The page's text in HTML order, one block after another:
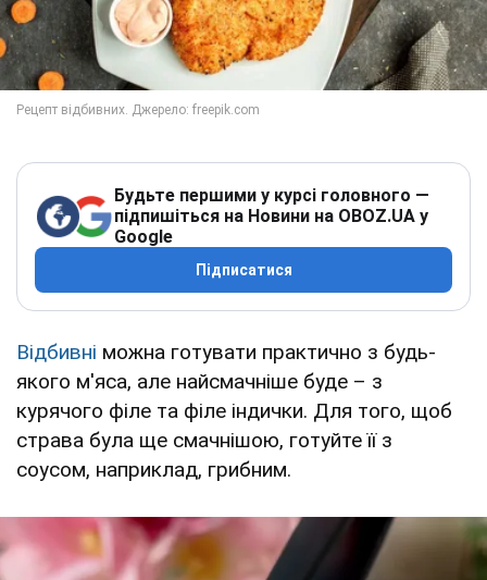
Будьте першими у курсі головного —
підпишіться на Новини на OBOZ.UA у
Google
Підписатися
Відбивні можна готувати практично з будь-
якого м'яса, але найсмачніше буде – з
курячого філе та філе індички. Для того, щоб
страва була ще смачнішою, готуйте її з
соусом, наприклад, грибним.